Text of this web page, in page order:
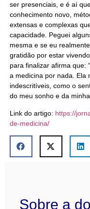
ser presenciais, e é aí
conhecimento novo,
extensas e complexas
capacidade. Peguei
mesma e se eu
gratidão por estar
para finalizar afirma que:
a medicina por nada. Ela
indescritíveis, como o
do meu sonho e da
Link do artigo: https://
de-medicina/
Sobre a